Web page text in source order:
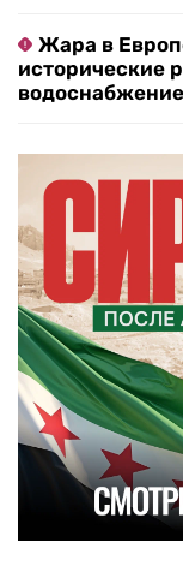
Жара в
исторические